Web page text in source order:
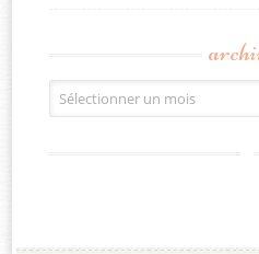
Archives